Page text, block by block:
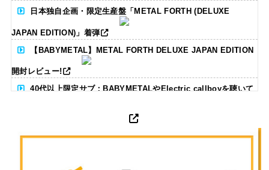
日本独自企画・限定生産盤「METAL FORTH (DELUXE
JAPAN EDITION)」着弾
【BABYMETAL】METAL FORTH DELUXE JAPAN EDITION
開封レビュー!
40代以上限定サブ：BABYMETALやElectric callboyを聴いて
BABYMETAL「CANNONBALL外伝」グッズ販売決定